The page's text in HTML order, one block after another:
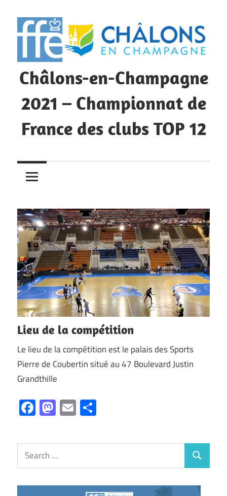
to
content
Châlons-en-Champagne
2021 – Championnat de
France des clubs TOP 12
de
France
clubs
TOP12
du
24
Juin
au
4
Juillet
Lieu de la compétition
Le lieu de la compétition est le palais des Sports
Pierre de Coubertin situé au 47 Boulevard Justin
Grandthille
Facebook
Mastodon
Email
Search
for:
Search